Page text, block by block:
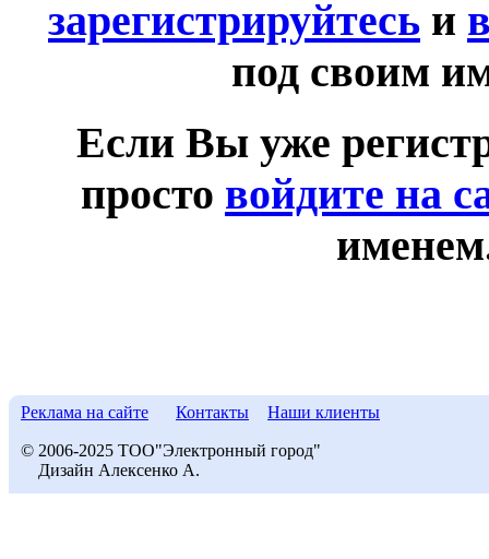
зарегистрируйтесь и
под своим
Если Вы уже
просто войдите на
Реклама на сайте Контакты Наши клиенты
© 2006-2025 ТОО"Электронный город"
Дизайн Алексенко А.